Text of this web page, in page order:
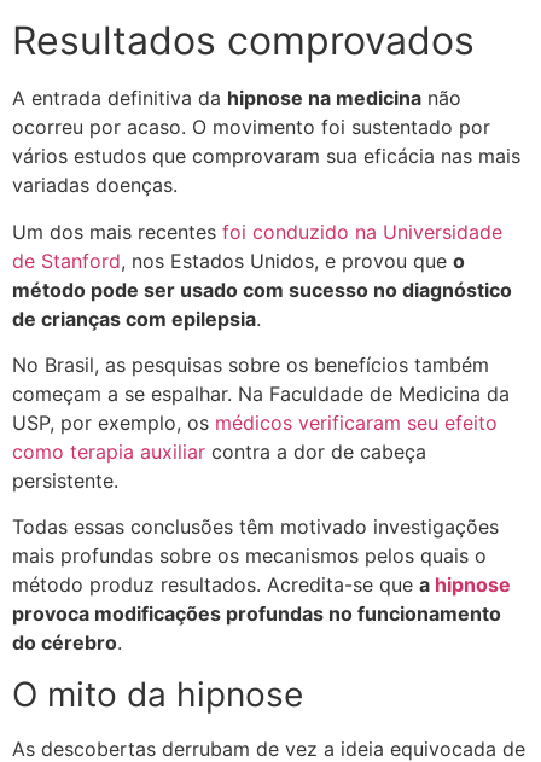
Resultados comprovados
A entrada definitiva da hipnose na medicina não
ocorreu por acaso. O movimento foi sustentado por
vários estudos que comprovaram sua eficácia nas mais
variadas doenças.
Um dos mais recentes foi conduzido na Universidade
de Stanford, nos Estados Unidos, e provou que o
método pode ser usado com sucesso no diagnóstico
de crianças com epilepsia.
No Brasil, as pesquisas sobre os benefícios também
começam a se espalhar. Na Faculdade de Medicina da
USP, por exemplo, os médicos verificaram seu efeito
como terapia auxiliar contra a dor de cabeça
persistente.
Todas essas conclusões têm motivado investigações
mais profundas sobre os mecanismos pelos quais o
método produz resultados. Acredita-se que a hipnose
provoca modificações profundas no funcionamento
do cérebro.
O mito da hipnose
As descobertas derrubam de vez a ideia equivocada de